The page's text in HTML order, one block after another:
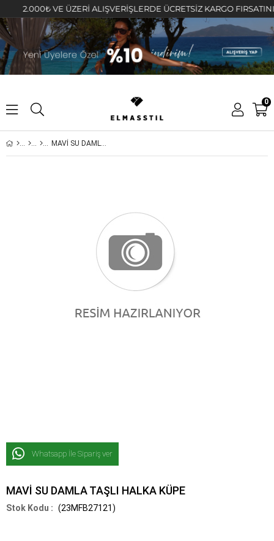
2.000₺ VE ÜZERİ ALIŞVERİŞLERDE ÜCRETSİZ KARGO FIRSATINI
0
MAVİ SU DAMLA TAŞLI HALKA KÜPE
Whatsapp İle Sipariş ver
MAVİ SU DAMLA TAŞLI HALKA KÜPE
(23MFB27121)